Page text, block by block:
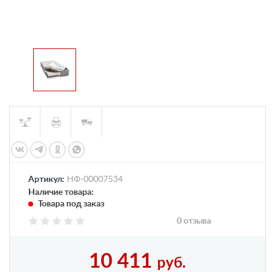
Артикул: НФ-00007534
Наличие товара:
Товара под заказ
0 отзыва
10 411 руб.